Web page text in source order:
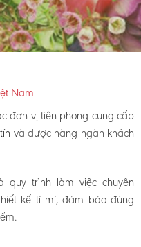
Nam
đơn vị tiên phong cung cấp
và được hàng ngàn khách
trình làm việc chuyên
kế tỉ mỉ, đảm bảo đúng